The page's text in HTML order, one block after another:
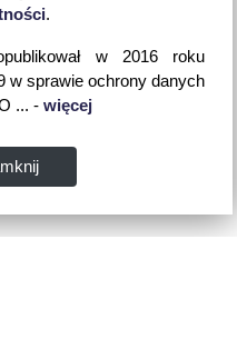
.
w 2016 roku
w sprawie ochrony danych
... - więcej